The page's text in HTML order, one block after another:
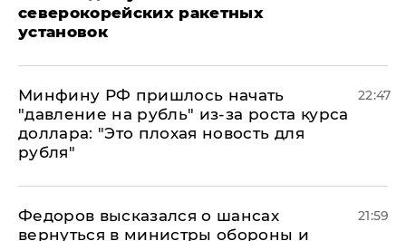
северокорейских ракетных
установок
Минфину РФ пришлось начать
"давление на рубль" из-за роста курса
доллара: "Это плохая новость для
рубля"
22:47
Федоров высказался о шансах
вернуться в министры обороны и
21:59